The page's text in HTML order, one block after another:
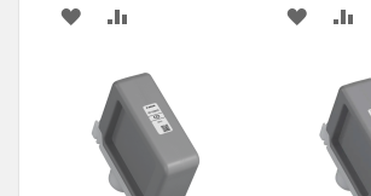
AJOUTER
MA
LISTE
D’ENVIE
COMPARATEUR
MA
LISTE
D’ENVIE